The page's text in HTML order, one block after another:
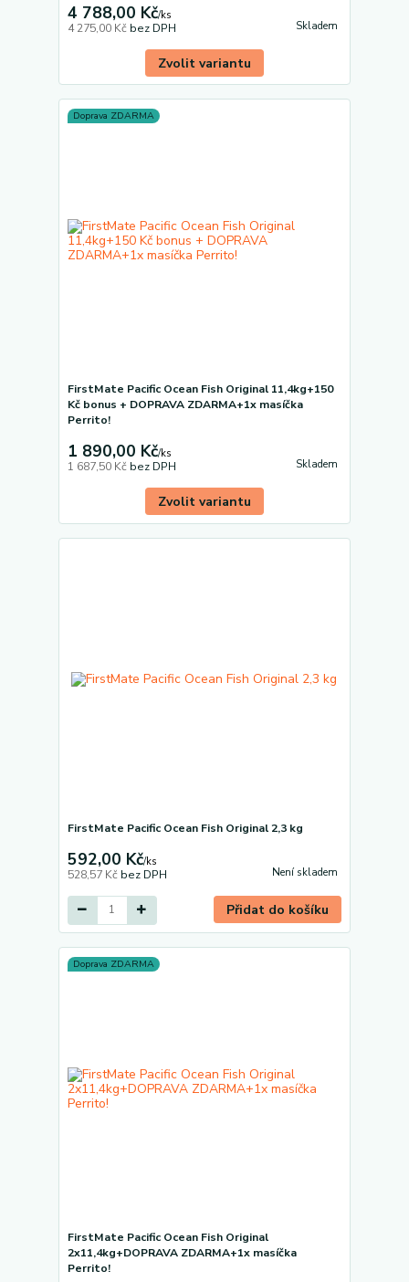
4 788,00 Kč/ks
4 275,00 Kč bez DPH Skladem
Zvolit variantu
Doprava ZDARMA
FirstMate Pacific Ocean Fish Original 11,4kg+150
Kč bonus + DOPRAVA ZDARMA+1x masíčka
Perrito!
1 890,00 Kč/ks
1 687,50 Kč bez DPH Skladem
Zvolit variantu
FirstMate Pacific Ocean Fish Original 2,3 kg
592,00 Kč/ks
528,57 Kč bez DPH Není skladem
Přidat do košíku
Doprava ZDARMA
FirstMate Pacific Ocean Fish Original
2x11,4kg+DOPRAVA ZDARMA+1x masíčka
Perrito!